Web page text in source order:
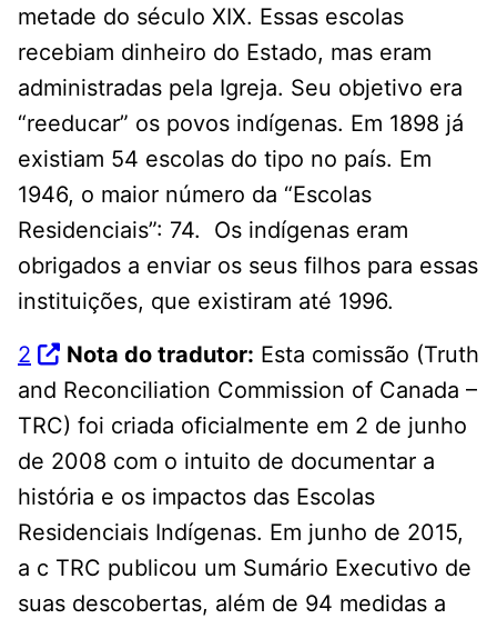
metade do século XIX. Essas escolas
recebiam dinheiro do Estado, mas eram
administradas pela Igreja. Seu objetivo era
“reeducar” os povos indígenas. Em 1898 já
existiam 54 escolas do tipo no país. Em
1946, o maior número da “Escolas
Residenciais”: 74. Os indígenas eram
obrigados a enviar os seus filhos para essas
instituições, que existiram até 1996.
2
Nota do tradutor: Esta comissão (Truth
and Reconciliation Commission of Canada –
TRC) foi criada oficialmente em 2 de junho
de 2008 com o intuito de documentar a
história e os impactos das Escolas
Residenciais Indígenas. Em junho de 2015,
a c TRC publicou um Sumário Executivo de
suas descobertas, além de 94 medidas a